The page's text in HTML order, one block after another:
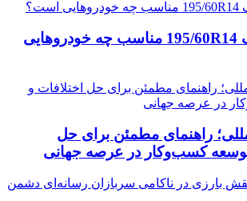
سایز لاستیک 195/60R14 مناسب چه خودروهایی
راهنمای مطمئن برای حل
توسعه کسب‌وکار در عرصه جهانی